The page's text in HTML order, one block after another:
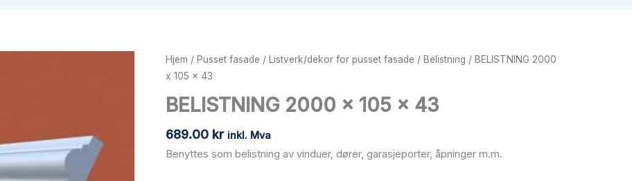
Hjem / Pusset fasade / Listverk/dekor for pusset fasade / Belistning / BELISTNING 2000
x 105 x 43
BELISTNING 2000 x 105 x 43
689.00 kr inkl. Mva
Benyttes som belistning av vinduer, dører, garasjeporter, åpninger m.m.
BELISTNING
2000
105
43
antall